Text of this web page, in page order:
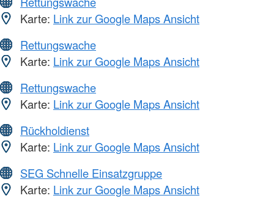
Karte: Link zur Google Maps Ansicht
Rettungswache
Karte: Link zur Google Maps Ansicht
Rettungswache
Karte: Link zur Google Maps Ansicht
Rückholdienst
Karte: Link zur Google Maps Ansicht
SEG Schnelle Einsatzgruppe
Karte: Link zur Google Maps Ansicht